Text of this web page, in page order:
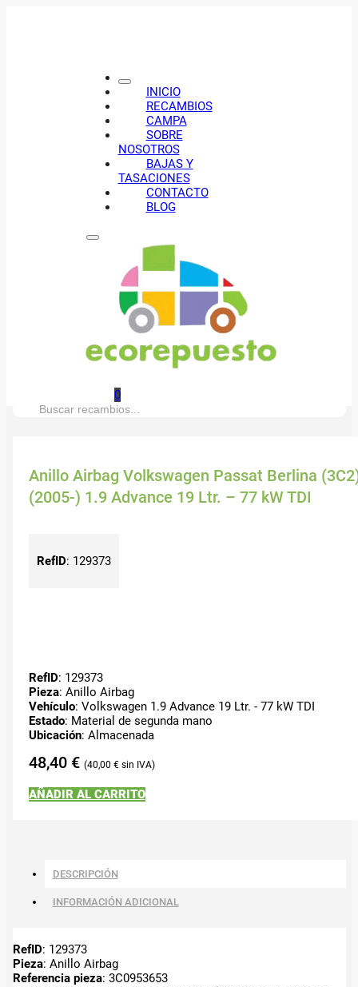
INICIO
RECAMBIOS
CAMPA
SOBRE
NOSOTROS
BAJAS Y
TASACIONES
CONTACTO
BLOG
0
Buscar:
Anillo Airbag Volkswagen Passat Berlina
(2005-) 1.9 Advance 19 Ltr. – 77 kW TDI
RefID: 129373
RefID: 129373
Pieza: Anillo Airbag
Vehículo: Volkswagen 1.9 Advance 19 Ltr. - 77 kW TDI
Estado: Material de segunda mano
Ubicación: Almacenada
48,40 € 40,00 €
AÑADIR AL CARRITO
DESCRIPCIÓN
INFORMACIÓN ADICIONAL
RefID: 129373
Pieza: Anillo Airbag
Referencia pieza: 3C0953653